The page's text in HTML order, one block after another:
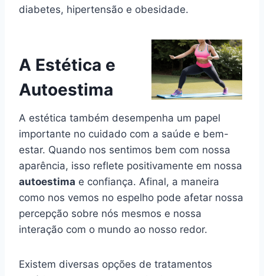
diabetes, hipertensão e obesidade.
A Estética e
Autoestima
A estética também desempenha um papel
importante no cuidado com a saúde e bem-
estar. Quando nos sentimos bem com nossa
aparência, isso reflete positivamente em nossa
autoestima e confiança. Afinal, a maneira
como nos vemos no espelho pode afetar nossa
percepção sobre nós mesmos e nossa
interação com o mundo ao nosso redor.
Existem diversas opções de tratamentos